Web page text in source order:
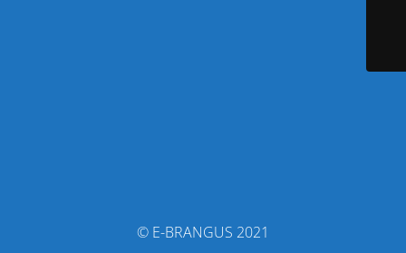
© E-BRANGUS 2021